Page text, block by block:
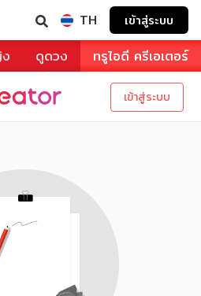
TH เข้าสู่ระบบ
ดูดวง ทรูไอดี ครีเอเตอร์
เข้าสู่ระบบ